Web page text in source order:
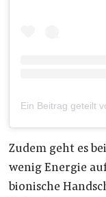
Zudem geht es
wenig Energie
bionische